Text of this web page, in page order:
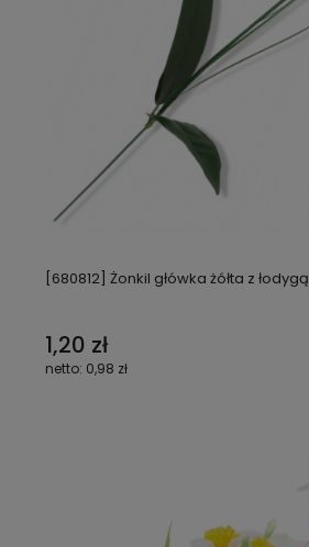
[680812] Żonkil główka żółta z łodygą
1,20 zł
0,98 zł